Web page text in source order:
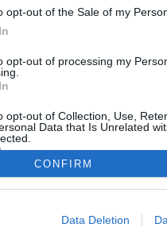
opt-out of the Sale of my
opt-out of processing my
opt-out of Collection, Use,
Data that Is Unrelated
CONFIRM
Data Deletion
entre los viajeros procedentes de
controles a los viajeros procedentes
de la embestida de Meloni contra
en directo | Los primeros
“Es ridículo que suceda